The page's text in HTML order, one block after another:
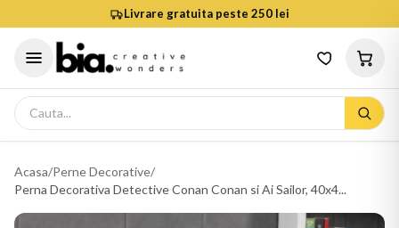
Livrare gratuita peste 250 lei
Acasa/Perne Decorative/
Perna Decorativa Detective Conan Conan si Ai Sailor, 40x4...